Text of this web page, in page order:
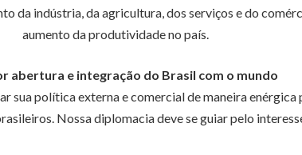
indústria, da agricultura, dos serviços e do
aumento da produtividade no país.
abertura e integração do Brasil com o mundo
sua política externa e comercial de maneira
Nossa diplomacia deve se guiar pelo